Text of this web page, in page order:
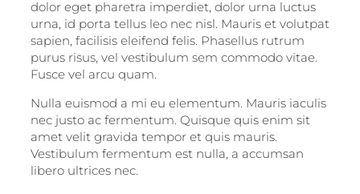
dolor eget pharetra imperdiet, dolor urna luctus
urna, id porta tellus leo nec nisl. Mauris et volutpat
sapien, facilisis eleifend felis. Phasellus rutrum
purus risus, vel vestibulum sem commodo vitae.
Fusce vel arcu quam.
Nulla euismod a mi eu elementum. Mauris iaculis
nec justo ac fermentum. Quisque quis enim sit
amet velit gravida tempor et quis mauris.
Vestibulum fermentum est nulla, a accumsan
libero ultrices nec.